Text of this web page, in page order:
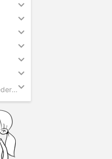
woorden over werken in Nederland